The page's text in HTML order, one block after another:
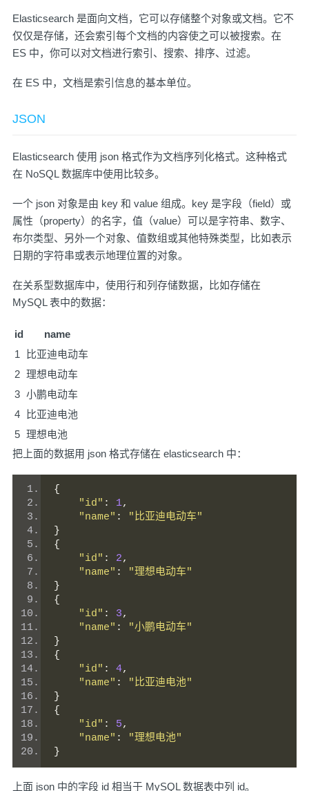
Elasticsearch 是面向文档，它可以存储整个对象或文档。它不
仅仅是存储，还会索引每个文档的内容使之可以被搜索。在
ES 中，你可以对文档进行索引、搜索、排序、过滤。
在 ES 中，文档是索引信息的基本单位。
JSON
Elasticsearch 使用 json 格式作为文档序列化格式。这种格式
在 NoSQL 数据库中使用比较多。
一个 json 对象是由 key 和 value 组成。key 是字段（field）或
属性（property）的名字，值（value）可以是字符串、数字、
布尔类型、另外一个对象、值数组或其他特殊类型，比如表示
日期的字符串或表示地理位置的对象。
在关系型数据库中，使用行和列存储数据，比如存储在
MySQL 表中的数据：
id
name
1
比亚迪电动车
2 理想电动车
3 小鹏电动车
4
比亚迪电池
5 理想电池
把上面的数据用 json 格式存储在 elasticsearch 中：
{
"id" : 1,
"name" :
"比亚迪电动车"
}
{
"id" : 2,
"name" :
"理想电动车"
}
{
"id" : 3,
"name" :
"小鹏电动车"
}
{
"id" : 4,
"name" :
"比亚迪电池"
}
{
"id" : 5,
"name" :
"理想电池"
}
上面 json 中的字段 id 相当于 MySQL 数据表中列 id。